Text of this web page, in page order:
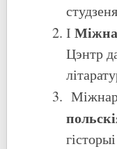
І
Цэнтр